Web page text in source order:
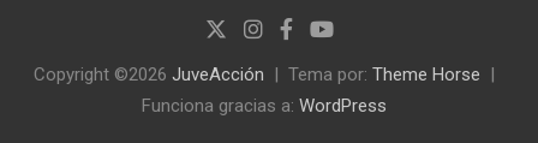
Copyright ©2026 JuveAcción Tema por: Theme Horse
Funciona gracias a: WordPress